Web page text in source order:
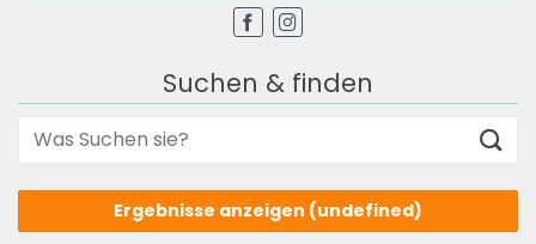
Suchen & finden
Ergebnisse anzeigen (undefined)